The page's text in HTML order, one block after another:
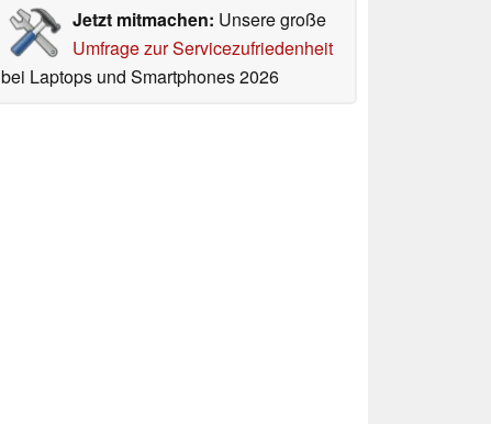
Jetzt mitmachen: Unsere große
Umfrage zur Servicezufriedenheit
bei Laptops und Smartphones 2026